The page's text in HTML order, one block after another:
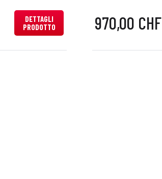
DETTAGLI
PRODOTTO
970,00 CHF